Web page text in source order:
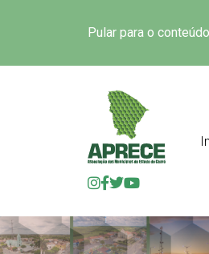
Pular para o conteúdo